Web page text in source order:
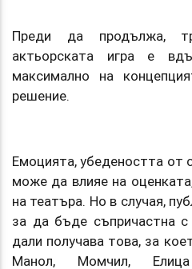
Преди да продължа,
актьорската игра е
максимално на
решение.
Емоцията, убедеността от
може да влияе на
на театъра. Но в случая,
за да бъде съпричастна
дали получава това, за
Манол, Момчил,